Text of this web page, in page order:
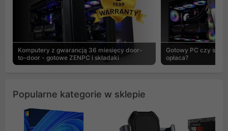
Komputery z gwarancją 36 miesięcy door-
to-door - gotowe ZENPC i składaki
Gotowy PC czy
opłaca?
Popularne kategorie w sklepie